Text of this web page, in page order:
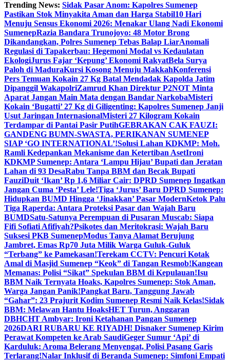
Trending News: Sidak Pasar Anom: Kapolres Sumenep
Pastikan Stok Minyakita Aman dan Harga Stabil10 Hari
Menuju Sensus Ekonomi 2026: Menakar Ulang Nadi Ekonomi
SumenepRazia Bandara Trunojoyo: 48 Motor Brong
Dikandangkan, Polres Sumenep Tebas Balap LiarAnomali
Regulasi di Tapakerbau: Hegemoni Modal vs Kedaulatan
EkologiJurus Fajar ‘Kepung’ Ekonomi RakyatBela Surya
Paloh di MaduraKursi Kosong Menuju MakkahKonferensi
Pers Temuan Kokain 27 Kg Batal Mendadak Kapolda Jatim
Dipanggil WakapolriZamrud Khan Direktur P2NOT Minta
Aparat Jangan Main Mata dengan Bandar NarkobaMisteri
Kokain ‘Bugatti’ 27 Kg di Giligenting: Kapolres Sumenep Janji
Usut Jaringan InternasionalMisteri 27 Kilogram Kokain
Terdampar di Pantai Pasir PutihGEBRAKAN CAK FAUZI:
GANDENG BUMN-SWASTA, PERIKANAN SUMENEP
SIAP ‘GO INTERNATIONAL’!Solusi Lahan KDKMP: Moh.
Ramli Kedepankan Mekanisme dan Ketertiban AsetIroni
KDKMP Sumenep: Antara ‘Lampu Hijau’ Bupati dan Jeratan
Lahan di 93 DesaRabu Tanpa BBM dan Becak Bupati
FauziDuit ‘Ikan’ Rp 1,6 Miliar Cair: DPRD Sumenep Ingatkan
Jangan Cuma ‘Pesta’ Lele!Tiga ‘Jurus’ Baru DPRD Sumenep:
Hidupkan BUMD Hingga ‘Jinakkan’ Pasar ModernKetok Palu
Tiga Raperda: Antara Proteksi Pasar dan Wajah Baru
BUMDSatu-Satunya Perempuan di Pusaran Muscab: Siapa
Fifi Sofiati Afifiyah?Psikotes dan Meritokrasi: Wajah Baru
Suksesi PKB SumenepModus Tanya Alamat Berujung
Jambret, Emas Rp70 Juta Milik Warga Guluk-Guluk
“Terbang” ke Pamekasan!Terekam CCTV: Pencuri Kotak
Amal di Masjid Sumenep “Keok” di Tangan Resmob!Kangean
Memanas: Polisi “Sikat” Spekulan BBM di Kepulauan!Isu
BBM Naik Ternyata Hoaks, Kapolres Sumenep: Stok Aman,
Warga Jangan Panik!Pangkat Baru, Tanggung Jawab
“Gahar”: 23 Prajurit Kodim Sumenep Resmi Naik Kelas!Sidak
BBM: Melawan Hantu HoaksHET Turun, Anggaran
DBHCHT Ambyar: Ironi Ketahanan Pangan Sumenep
2026DARI RUBARU KE RIYADH! Disnaker Sumenep Kirim
Perawat Kompeten ke Arab SaudiGeger Sumur ‘Api’ di
Karduluk: Aroma Belerang Menyengat, Polisi Pasang Garis
Terlarang!Nalar Inklusif di Beranda Sumenep: Simfoni Empati